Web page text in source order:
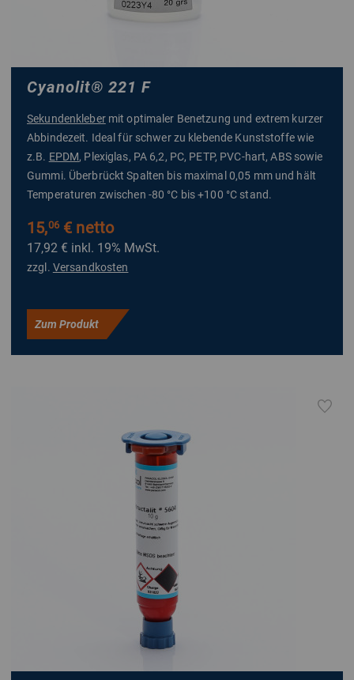
Cyanolit® 221 F
Sekundenklebermit optimaler Benetzung und extrem kurzer
Abbindezeit. Ideal für schwer zu klebende Kunststoffe wie
z.B. EPDM, Plexiglas, PA 6,2, PC, PETP, PVC-hart, ABS sowie
Gummi. Überbrückt Spalten bis maximal 0,05 mm und hält
Temperaturen zwischen -80 °C bis +100 °C stand.
15,06€ netto
17,92 € inkl. 19% MwSt.
zzgl. Versandkosten
Zum Produkt